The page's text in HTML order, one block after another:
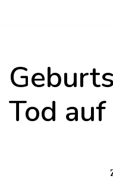
springen
Tod